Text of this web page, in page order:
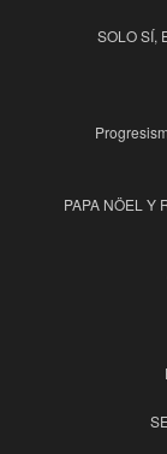
SOLO SÍ,
PAPA NÖEL Y